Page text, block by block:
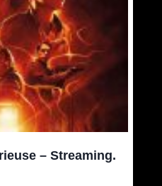
– Streaming.